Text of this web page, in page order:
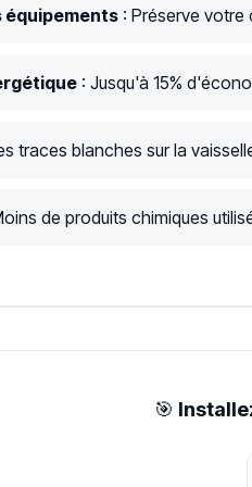
équipements : Préserve
: Jusqu'à 15%
traces blanches sur la
de produits chimiques
🎯